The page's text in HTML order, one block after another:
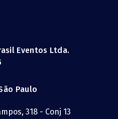
Eventos Ltda.
Paulo
318 - Conj 13